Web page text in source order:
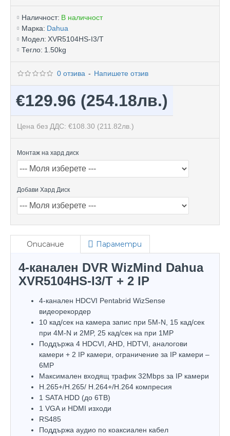
Наличност: В наличност
Марка: Dahua
Модел: XVR5104HS-I3/T
Тегло: 1.50kg
0 отзива - Напишете отзив
€129.96 (254.18лв.)
Цена без ДДС: €108.30 (211.82лв.)
Монтаж на хард диск
Добави Хард Диск
Описание Параметри
4-канален DVR WizMind Dahua
XVR5104HS-I3/T + 2 IP
4-канален HDCVI Pentabrid WizSense
видеорекордер
10 кад/сек на камера запис при 5M-N, 15 кад/сек
при 4M-N и 2MP, 25 кад/сек на при 1MP
Поддържа 4 HDCVI, AHD, HDTVI, аналогови
камери + 2 IP камери, ограничение за IP камери –
6МP
Максимален входящ трафик 32Mbps за IP камери
H.265+/H.265/ H.264+/H.264 компресия
1 SATA HDD (до 6TB)
1 VGA и HDMI изходи
RS485
Поддържа аудио по коаксиален кабел